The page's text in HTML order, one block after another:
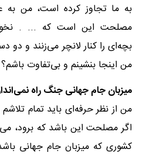
به ما تجاوز کرده است، من به
مصلحت این است که ... .
بچه‌ای را کنار لانچر می‌زنند و
من اینجا بنشینم و بی‌تفاوت باشم؟
میزبان جام جهانی جنگ راه
من از نظر حرفه‌ای باید تمام
اگر مصلحت این باشد که برود،
کشوری که میزبان جام جهانی